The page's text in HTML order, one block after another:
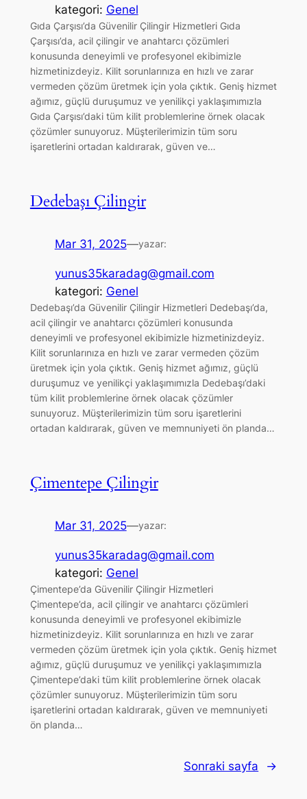
kategori: Genel
Gıda Çarşısı’da Güvenilir Çilingir Hizmetleri Gıda
Çarşısı’da, acil çilingir ve anahtarcı çözümleri
konusunda deneyimli ve profesyonel ekibimizle
hizmetinizdeyiz. Kilit sorunlarınıza en hızlı ve zarar
vermeden çözüm üretmek için yola çıktık. Geniş hizmet
ağımız, güçlü duruşumuz ve yenilikçi yaklaşımımızla
Gıda Çarşısı’daki tüm kilit problemlerine örnek olacak
çözümler sunuyoruz. Müşterilerimizin tüm soru
işaretlerini ortadan kaldırarak, güven ve…
Dedebaşı Çilingir
Mar 31, 2025—yazar:
yunus35karadag@gmail.com
kategori: Genel
Dedebaşı’da Güvenilir Çilingir Hizmetleri Dedebaşı’da,
acil çilingir ve anahtarcı çözümleri konusunda
deneyimli ve profesyonel ekibimizle hizmetinizdeyiz.
Kilit sorunlarınıza en hızlı ve zarar vermeden çözüm
üretmek için yola çıktık. Geniş hizmet ağımız, güçlü
duruşumuz ve yenilikçi yaklaşımımızla Dedebaşı’daki
tüm kilit problemlerine örnek olacak çözümler
sunuyoruz. Müşterilerimizin tüm soru işaretlerini
ortadan kaldırarak, güven ve memnuniyeti ön planda…
Çimentepe Çilingir
Mar 31, 2025—yazar:
yunus35karadag@gmail.com
kategori: Genel
Çimentepe’da Güvenilir Çilingir Hizmetleri
Çimentepe’da, acil çilingir ve anahtarcı çözümleri
konusunda deneyimli ve profesyonel ekibimizle
hizmetinizdeyiz. Kilit sorunlarınıza en hızlı ve zarar
vermeden çözüm üretmek için yola çıktık. Geniş hizmet
ağımız, güçlü duruşumuz ve yenilikçi yaklaşımımızla
Çimentepe’daki tüm kilit problemlerine örnek olacak
çözümler sunuyoruz. Müşterilerimizin tüm soru
işaretlerini ortadan kaldırarak, güven ve memnuniyeti
ön planda…
Sonraki sayfa →